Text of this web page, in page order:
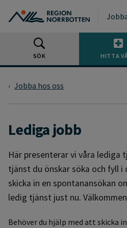
SÖK HITTA
Jobba hos oss
Lediga jobb
Här presenterar vi våra lediga
tjänst du önskar söka och fyll i
skicka in en spontanansökan
ledig tjänst just nu.
Behöver du hjälp med att skicka